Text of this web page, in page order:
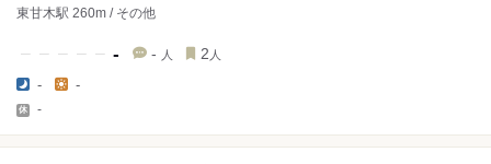
東甘木駅 260m / その他
- - 人 2 人
- -
-